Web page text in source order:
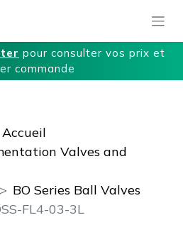
pour consulter vos prix et
commande
Accueil
Valves and
BO Series Ball Valves
FL4-03-3L